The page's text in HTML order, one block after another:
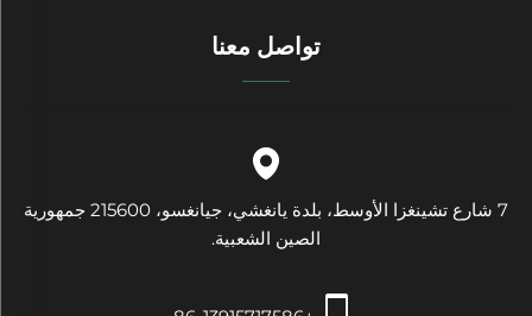
تواصل معنا
7 شارع تشينغزا الأوسط، بلدة يانغشي، جيانغسو، 215600 جمهورية
الصين الشعبية.